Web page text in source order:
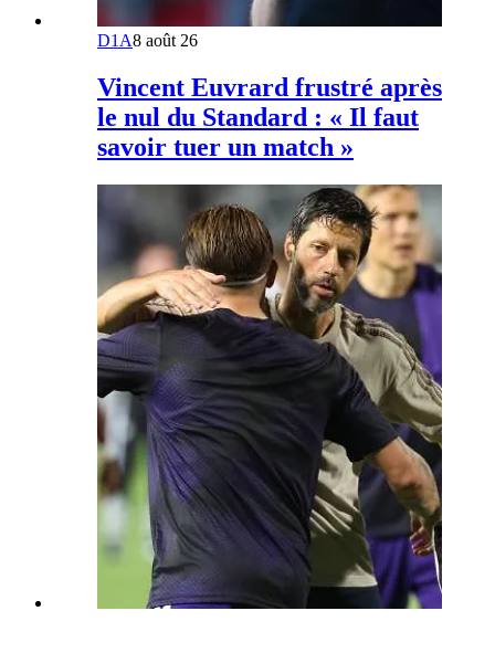
D1A8 août 26
Vincent Euvrard frustré après
le nul du Standard : « Il faut
savoir tuer un match »